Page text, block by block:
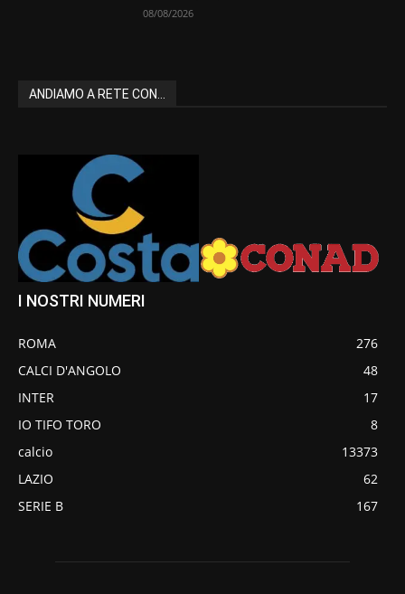
08/08/2026
ANDIAMO A RETE CON...
I NOSTRI NUMERI
ROMA
276
CALCI D'ANGOLO
48
INTER
17
IO TIFO TORO
8
calcio
13373
LAZIO
62
SERIE B
167